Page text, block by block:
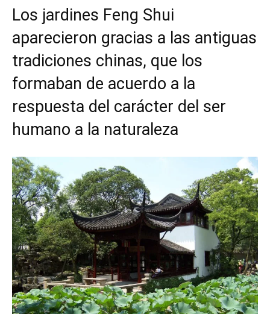
Los jardines Feng Shui
aparecieron gracias a las antiguas
tradiciones chinas, que los
formaban de acuerdo a la
respuesta del carácter del ser
humano a la naturaleza